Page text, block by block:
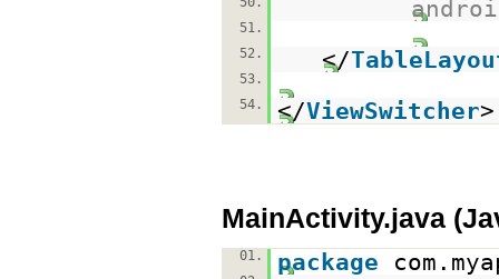
51.
52.
</
53.
54.
</ViewSwitcher>
MainActivity.java
01. package